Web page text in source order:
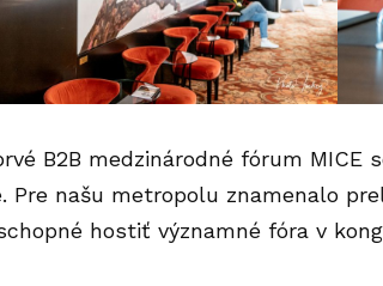
B2B medzinárodné fórum MICE
Pre našu metropolu znamenalo
hostiť významné fóra v